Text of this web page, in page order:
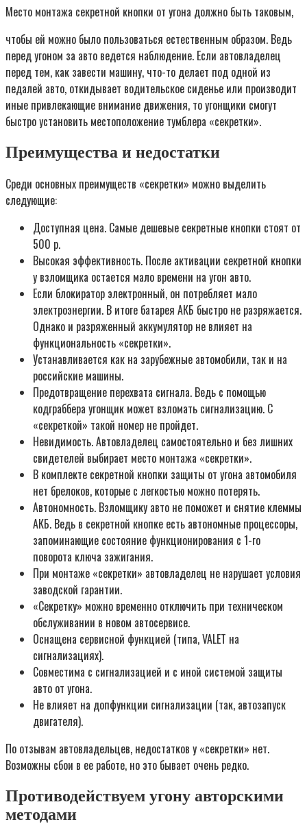
Место монтажа секретной кнопки от угона должно быть таковым,
чтобы ей можно было пользоваться естественным образом. Ведь
перед угоном за авто ведется наблюдение. Если автовладелец
перед тем, как завести машину, что-то делает под одной из
педалей авто, откидывает водительское сиденье или производит
иные привлекающие внимание движения, то угонщики смогут
быстро установить местоположение тумблера «секретки».
Преимущества и недостатки
Среди основных преимуществ «секретки» можно выделить
следующие:
Доступная цена. Самые дешевые секретные кнопки стоят от
500 р.
Высокая эффективность. После активации секретной кнопки
у взломщика остается мало времени на угон авто.
Если блокиратор электронный, он потребляет мало
электроэнергии. В итоге батарея АКБ быстро не разряжается.
Однако и разряженный аккумулятор не влияет на
функциональность «секретки».
Устанавливается как на зарубежные автомобили, так и на
российские машины.
Предотвращение перехвата сигнала. Ведь с помощью
кодграббера угонщик может взломать сигнализацию. С
«секреткой» такой номер не пройдет.
Невидимость. Автовладелец самостоятельно и без лишних
свидетелей выбирает место монтажа «секретки».
В комплекте секретной кнопки защиты от угона автомобиля
нет брелоков, которые с легкостью можно потерять.
Автономность. Взломщику авто не поможет и снятие клеммы
АКБ. Ведь в секретной кнопке есть автономные процессоры,
запоминающие состояние функционирования с 1-го
поворота ключа зажигания.
При монтаже «секретки» автовладелец не нарушает условия
заводской гарантии.
«Секретку» можно временно отключить при техническом
обслуживании в новом автосервисе.
Оснащена сервисной функцией (типа, VALET на
сигнализациях).
Совместима с сигнализацией и с иной системой защиты
авто от угона.
Не влияет на допфункции сигнализации (так, автозапуск
двигателя).
По отзывам автовладельцев, недостатков у «секретки» нет.
Возможны сбои в ее работе, но это бывает очень редко.
Противодействуем угону авторскими
методами